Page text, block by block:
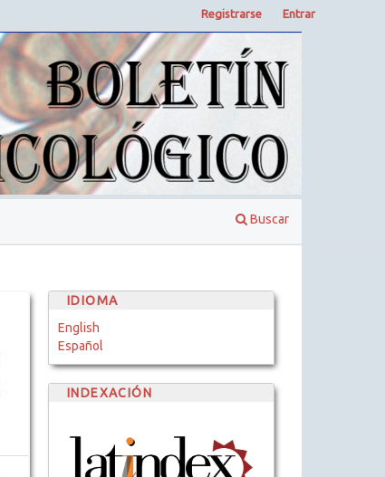
Buscar
Registrarse Entrar
IDIOMA
English
Español
INDEXACIÓN